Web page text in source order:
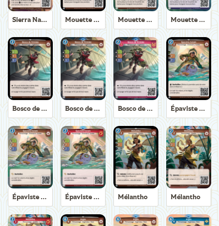
Sierra Navigatrice Mouette Suiveuse Mouette Suiveuse Mouette Suiveuse
Bosco de Trirème Bosco de Trirème Bosco de Trirème Épaviste Axiom
Épaviste Axiom Épaviste Axiom Mélantho Mélantho